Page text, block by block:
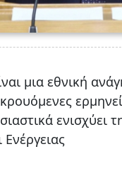
μια εθνική